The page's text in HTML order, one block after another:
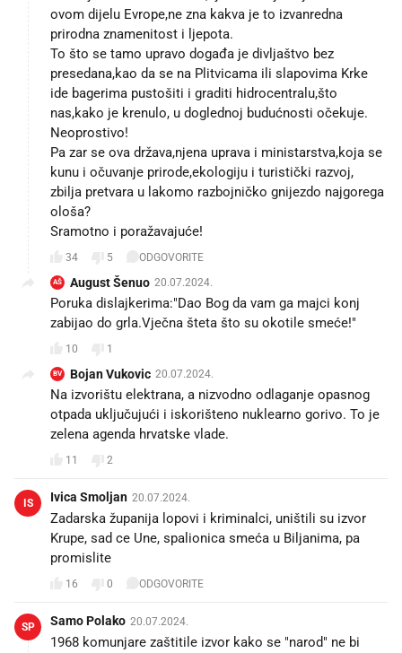
ovom dijelu Evrope,ne zna kakva je to izvanredna
prirodna znamenitost i ljepota.
To što se tamo upravo događa je divljaštvo bez
presedana,kao da se na Plitvicama ili slapovima Krke
ide bagerima pustošiti i graditi hidrocentralu,što
nas,kako je krenulo, u doglednoj budućnosti očekuje.
Neoprostivo!
Pa zar se ova država,njena uprava i ministarstva,koja se
kunu i očuvanje prirode,ekologiju i turistički razvoj,
zbilja pretvara u lakomo razbojničko gnijezdo najgorega
ološa?
Sramotno i poražavajuće!
34 5 ODGOVORITE
AŠ August Šenuo 20.07.2024.
Poruka dislajkerima:"Dao Bog da vam ga majci konj
zabijao do grla.Vječna šteta što su okotile smeće!"
10 1
BV Bojan Vukovic 20.07.2024.
Na izvorištu elektrana, a nizvodno odlaganje opasnog
otpada uključujući i iskorišteno nuklearno gorivo. To je
zelena agenda hrvatske vlade.
11 2
IS Ivica Smoljan 20.07.2024.
Zadarska županija lopovi i kriminalci, uništili su izvor
Krupe, sad ce Une, spalionica smeća u Biljanima, pa
promislite
16 0 ODGOVORITE
SP Samo Polako 20.07.2024.
1968 komunjare zaštitile izvor kako se "narod" ne bi